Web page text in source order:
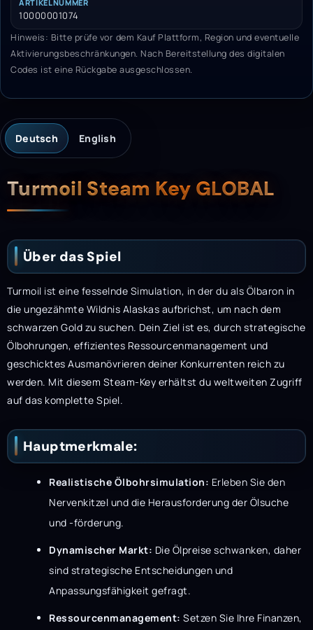
ARTIKELNUMMER
10000001074
Hinweis: Bitte prüfe vor dem Kauf Plattform, Region und eventuelle
Aktivierungsbeschränkungen. Nach Bereitstellung des digitalen
Codes ist eine Rückgabe ausgeschlossen.
Deutsch English
Beschreibung
Turmoil Steam Key GLOBAL
Über das Spiel
Turmoil ist eine fesselnde Simulation, in der du als Ölbaron in
die ungezähmte Wildnis Alaskas aufbrichst, um nach dem
schwarzen Gold zu suchen. Dein Ziel ist es, durch strategische
Ölbohrungen, effizientes Ressourcenmanagement und
geschicktes Ausmanövrieren deiner Konkurrenten reich zu
werden. Mit diesem Steam-Key erhältst du weltweiten Zugriff
auf das komplette Spiel.
Hauptmerkmale:
Realistische Ölbohrsimulation: Erleben Sie den
Nervenkitzel und die Herausforderung der Ölsuche
und -förderung.
Dynamischer Markt: Die Ölpreise schwanken, daher
sind strategische Entscheidungen und
Anpassungsfähigkeit gefragt.
Ressourcenmanagement: Setzen Sie Ihre Finanzen,